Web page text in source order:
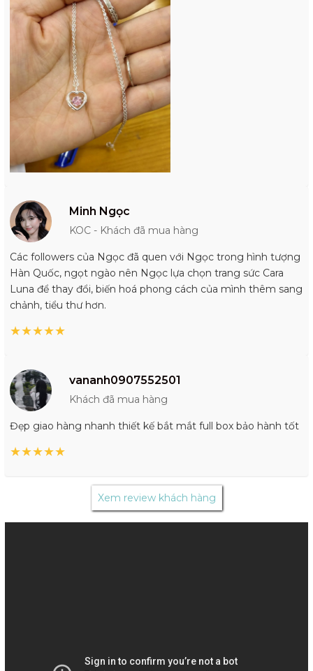
Minh Ngọc
KOC - Khách đã mua hàng
Các followers của Ngọc đã quen với Ngọc trong hình tượng
Hàn Quốc, ngọt ngào nên Ngọc lựa chọn trang sức Cara
Luna để thay đổi, biến hoá phong cách của mình thêm sang
chảnh, tiểu thư hơn.
★★★★★
vananh0907552501
Khách đã mua hàng
Đẹp giao hàng nhanh thiết kế bắt mắt full box bảo hành tốt
★★★★★
Xem review khách hàng